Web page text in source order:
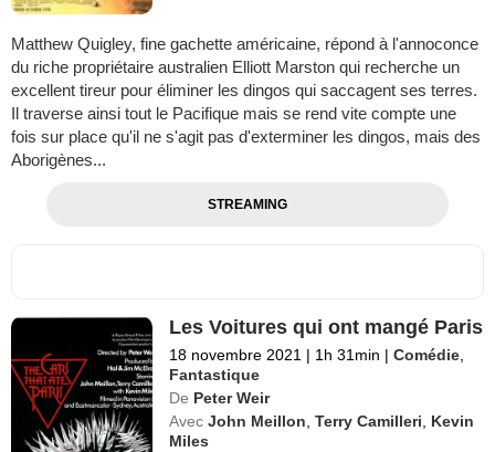
Matthew Quigley, fine gachette américaine, répond à l'annoconce
du riche propriétaire australien Elliott Marston qui recherche un
excellent tireur pour éliminer les dingos qui saccagent ses terres.
Il traverse ainsi tout le Pacifique mais se rend vite compte une
fois sur place qu'il ne s'agit pas d'exterminer les dingos, mais des
Aborigènes...
STREAMING
Les Voitures qui ont mangé Paris
18 novembre 2021 | 1h 31min | Comédie
Fantastique
De Peter Weir
Avec John Meillon ,Terry Camilleri
Kevin
Miles